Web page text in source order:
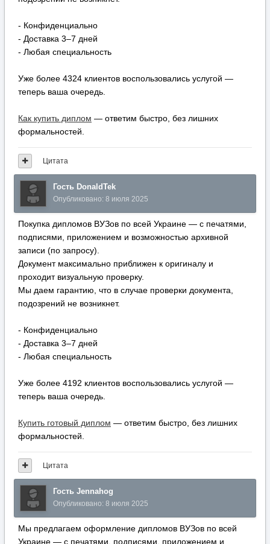
- Конфиденциально
- Доставка 3–7 дней
- Любая специальность
Уже более 4324 клиентов воспользовались услугой —
теперь ваша очередь.
Как купить диплом — ответим быстро, без лишних
формальностей.
Цитата
Гость DonaldTek
Опубликовано: 8 июля 2025
Покупка дипломов ВУЗов по всей Украине — с печатями,
подписями, приложением и возможностью архивной
записи (по запросу).
Документ максимально приближен к оригиналу и
проходит визуальную проверку.
Мы даем гарантию, что в случае проверки документа,
подозрений не возникнет.
- Конфиденциально
- Доставка 3–7 дней
- Любая специальность
Уже более 4192 клиентов воспользовались услугой —
теперь ваша очередь.
Купить готовый диплом — ответим быстро, без лишних
формальностей.
Цитата
Гость Jennahog
Опубликовано: 8 июля 2025
Мы предлагаем оформление дипломов ВУЗов по всей
Украине — с печатями, подписями, приложением и